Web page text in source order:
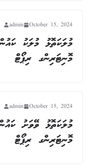
October 15, 2024
admin
މޮނިޓަރިންގ ރިޕޯޓް
October 15, 2024
admin
މޮނިޓަރިންގ ރިޕޯޓް